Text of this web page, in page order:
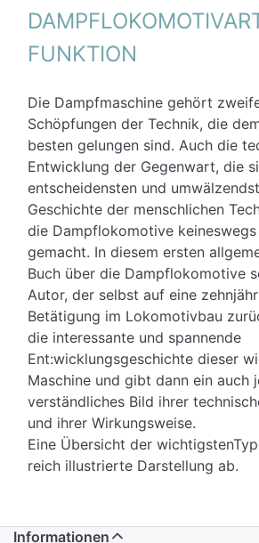
FUNKTION
Die Dampfmaschine gehört
Schöpfungen der Technik, die
besten gelungen sind. Auch die
Entwicklung der Gegenwart, die
entscheidensten und
Geschichte der menschlichen
die Dampflokomotive
gemacht. In diesem ersten
Buch über die Dampflokomotive
Autor, der selbst auf eine
Betätigung im Lokomotivbau
die interessante und spannende
Ent:wicklungsgeschichte dieser
Maschine und gibt dann ein auch
verständliches Bild ihrer
und ihrer Wirkungsweise.
Eine Übersicht der
reich illustrierte Darstellung ab.
Informationen